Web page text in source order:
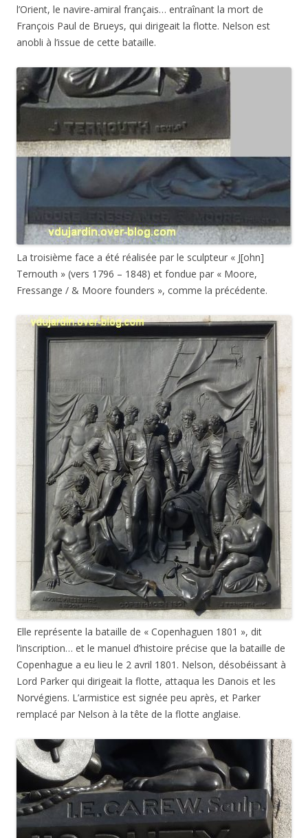
l’Orient, le navire-amiral français… entraînant la mort de
François Paul de Brueys, qui dirigeait la flotte. Nelson est
anobli à l’issue de cette bataille.
La troisième face a été réalisée par le sculpteur « J[ohn]
Ternouth » (vers 1796 – 1848) et fondue par « Moore,
Fressange / & Moore founders », comme la précédente.
Elle représente la bataille de « Copenhaguen 1801 », dit
l’inscription… et le manuel d’histoire précise que la bataille de
Copenhague a eu lieu le 2 avril 1801. Nelson, désobéissant à
Lord Parker qui dirigeait la flotte, attaqua les Danois et les
Norvégiens. L’armistice est signée peu après, et Parker
remplacé par Nelson à la tête de la flotte anglaise.